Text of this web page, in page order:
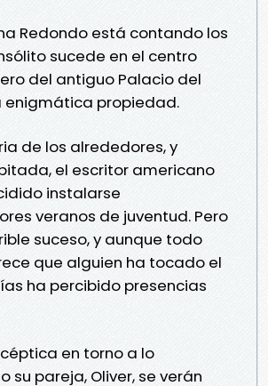
Redondo está contando los
sucede en el centro
del antiguo Palacio del
enigmática propiedad.
de los alrededores, y
el escritor americano
instalarse
veranos de juventud. Pero
suceso, y aunque todo
que alguien ha tocado el
ha percibido presencias
en torno a lo
su pareja, Oliver, se verán